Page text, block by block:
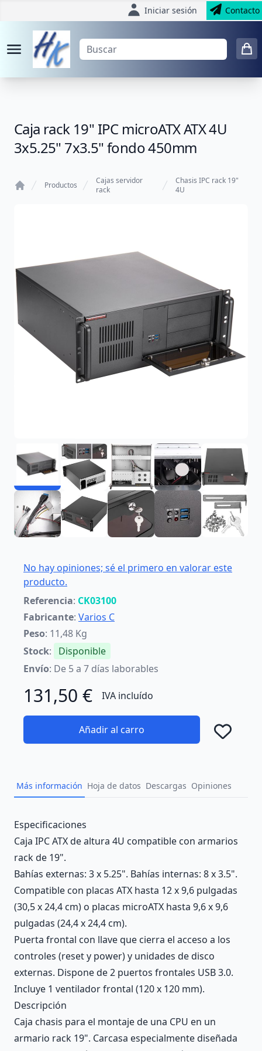
Iniciar sesión Contacto
Caja rack 19" IPC microATX ATX 4U
3x5.25" 7x3.5" fondo 450mm
Productos
Cajas servidor
rack
Chasis IPC rack 19"
4U
No hay opiniones; sé el primero en valorar este
producto.
Referencia: CK03100
Fabricante: Varios C
Peso: 11,48 Kg
Stock:
Disponible
Envío: De 5 a 7 días laborables
131,50 € IVA incluído
Añadir al carro
Más información Hoja de datos Descargas Opiniones
Description
Especificaciones
Caja IPC ATX de altura 4U compatible con armarios
rack de 19".
Bahías externas: 3 x 5.25". Bahías internas: 8 x 3.5".
Compatible con placas ATX hasta 12 x 9,6 pulgadas
(30,5 x 24,4 cm) o placas microATX hasta 9,6 x 9,6
pulgadas (24,4 x 24,4 cm).
Puerta frontal con llave que cierra el acceso a los
controles (reset y power) y unidades de disco
externas. Dispone de 2 puertos frontales USB 3.0.
Incluye 1 ventilador frontal (120 x 120 mm).
Descripción
Caja chasis para el montaje de una CPU en un
armario rack 19". Carcasa especialmente diseñada